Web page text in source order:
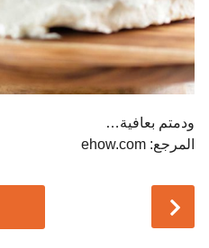
ودمتم بعافية…
المرجع: ehow.com